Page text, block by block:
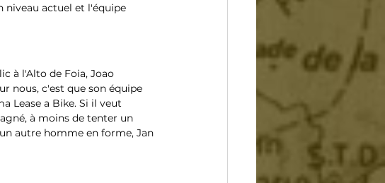
niveau actuel et l'équipe
à l'Alto de Foia, Joao
nous, c'est que son équipe
Lease a Bike. Si il veut
à moins de tenter un
autre homme en forme, Jan